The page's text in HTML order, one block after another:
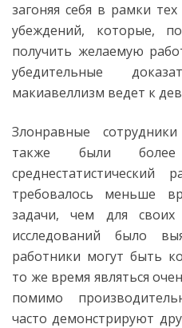
загоняя себя в рамки
убеждений, которые,
получить желаемую
убедительные
макиавеллизм ведет к
Злонравные
также были
среднестатистический
требовалось меньше
задачи, чем для
исследований было
работники могут быть
то же время являться
помимо
часто демонстрируют